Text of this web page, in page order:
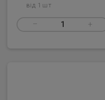
від 1 шт
– 1 +